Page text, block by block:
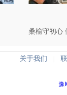
桑榆守初心
蔡县芦岗街
关于我们
豫